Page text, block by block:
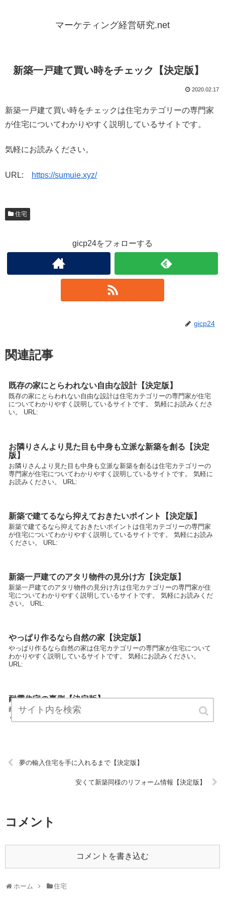
マーケティング経営研究.net
新築一戸建て買い時をチェック【決定版】
2020.02.17
新築一戸建て買い時をチェックは住宅カテゴリーの専門家
が住宅についてわかりやすく説明しているサイトです。
気軽にお読みください。
URL: https://sumuie.xyz/
住宅
gicp24をフォローする
gicp24
関連記事
既存の家にとらわれない自由な設計【決定版】
既存の家にとらわれない自由な設計は住宅カテゴリーの専門家が住宅
についてわかりやすく説明しているサイトです。 気軽にお読みくださ
い。 URL:
お隣りさんより見た目も中身も立派な新築を創る【決定
版】
お隣りさんより見た目も中身も立派な新築を創るは住宅カテゴリーの
専門家が住宅についてわかりやすく説明しているサイトです。 気軽に
お読みください。 URL:
新築で建てるなら抑えておきたいポイント【決定版】
新築で建てるなら抑えておきたいポイントは住宅カテゴリーの専門家
が住宅についてわかりやすく説明しているサイトです。 気軽にお読み
ください。 URL:
新築一戸建てのアタリ物件の見分け方【決定版】
新築一戸建てのアタリ物件の見分け方は住宅カテゴリーの専門家が住
宅についてわかりやすく説明しているサイトです。 気軽にお読みくだ
さい。 URL:
やっぱり作るなら自然の家【決定版】
やっぱり作るなら自然の家は住宅カテゴリーの専門家が住宅について
わかりやすく説明しているサイトです。 気軽にお読みください。
URL:
耐震住宅の裏側【決定版】
耐震住宅の裏側は住宅カテゴリーの専門家が住宅についてわかりやす
く説明しているサイトです。 気軽にお読みください。 URL:
夢の輸入住宅を手に入れるまで【決定版】
安くて新築同様のリフォーム情報【決定版】
コメント
コメントを書き込む
ホーム 住宅